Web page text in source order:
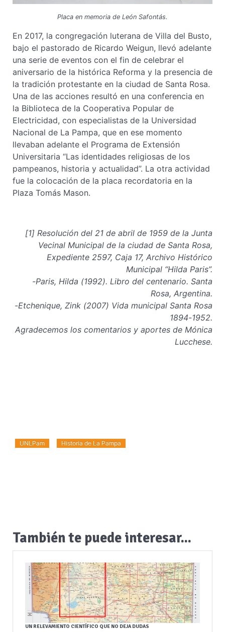
Placa en memoria de León Safontás.
En 2017, la congregación luterana de Villa del Busto,
bajo el pastorado de Ricardo Weigun, llevó adelante
una serie de eventos con el fin de celebrar el
aniversario de la histórica Reforma y la presencia de
la tradición protestante en la ciudad de Santa Rosa.
Una de las acciones resultó en una conferencia en
la Biblioteca de la Cooperativa Popular de
Electricidad, con especialistas de la Universidad
Nacional de La Pampa, que en ese momento
llevaban adelante el Programa de Extensión
Universitaria “Las identidades religiosas de los
pampeanos, historia y actualidad”. La otra actividad
fue la colocación de la placa recordatoria en la
Plaza Tomás Mason.
[1] Resolución del 21 de abril de 1959 de la Junta
Vecinal Municipal de la ciudad de Santa Rosa,
Expediente 2597, Caja 17, Archivo Histórico
Municipal “Hilda Paris”.
-Paris, Hilda (1992). Libro del centenario. Santa
Rosa, Argentina.
-Etchenique, Zink (2007) Vida municipal Santa Rosa
1894-1952.
Agradecemos los comentarios y aportes de Mónica
Lucchese.
UNLPam Historia de La Pampa
También te puede interesar...
UN RELEVAMIENTO CIENTÍFICO QUE NO DEJA DUDAS